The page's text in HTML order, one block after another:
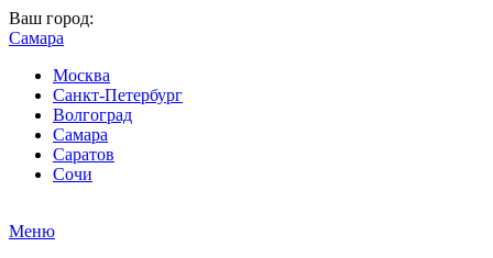
Ваш город:
Самара
Москва
Санкт-Петербург
Волгоград
Самара
Саратов
Сочи
Меню